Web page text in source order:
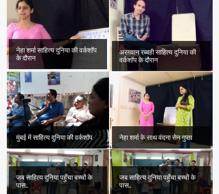
नेहा शर्मा साहित्य दुनिया की वर्कशॉप
के दौरान
अरग़वान रब्बही साहित्य दुनिया की
वर्कशॉप के दौरान
मुंबई में साहित्य दुनिया की वर्कशॉप नेहा शर्मा के साथ वंदना सेन गुप्ता
जब साहित्य दुनिया पहुँचा बच्चों के
पास..
जब साहित्य दुनिया पहुँचा बच्चों के
पास..